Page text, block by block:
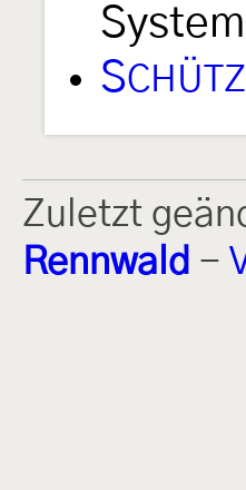
S
Zuletzt
Rennwald -